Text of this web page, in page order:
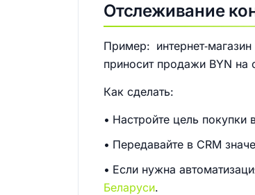
Отслеживание
Пример:
приносит продажи BYN на
Как сделать:
Настройте цель покупки
Передавайте в CRM
Если нужна
Беларуси.